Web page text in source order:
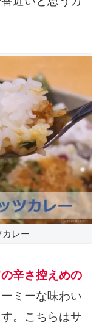
レー
辛さ控えめの
ミーな味わい
。こちらはサ